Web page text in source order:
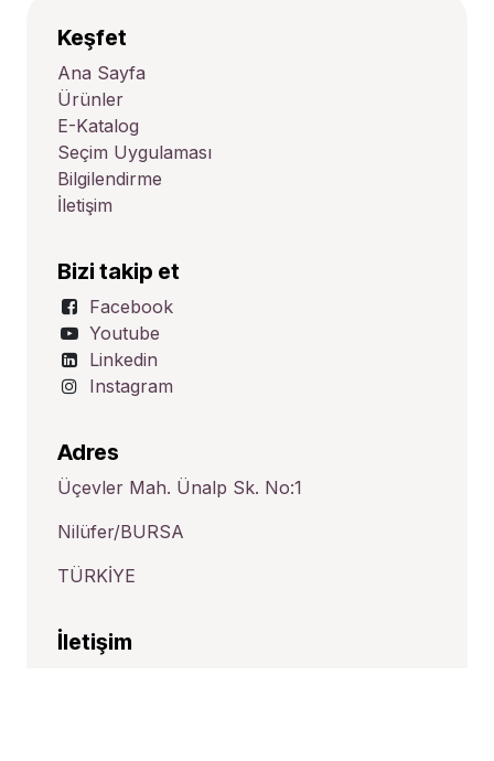
Keşfet
Ana Sayfa
Ürünler
E-Katalog
Seçim Uygulaması
Bilgilendirme
İletişim
Bizi takip et
Facebook
Youtube
Linkedin
Instagram
Adres
Üçevler Mah. Ünalp Sk. No:1
Nilüfer/BURSA
TÜRKİYE
İletişim